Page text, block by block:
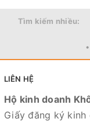
Tìm kiếm nhiều:
LIÊN HỆ
Hộ kinh doanh
Giấy đăng ký